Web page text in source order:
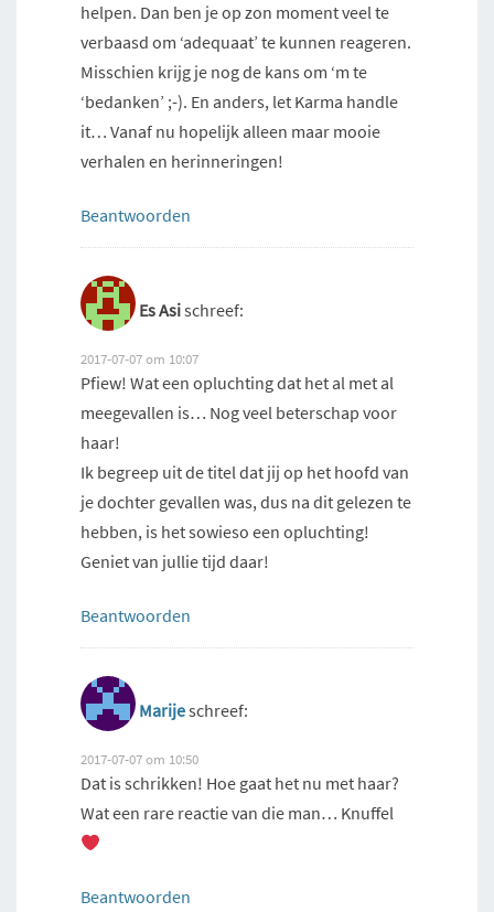
helpen. Dan ben je op zon moment veel te
verbaasd om ‘adequaat’ te kunnen reageren.
Misschien krijg je nog de kans om ‘m te
‘bedanken’ ;-). En anders, let Karma handle
it… Vanaf nu hopelijk alleen maar mooie
verhalen en herinneringen!
Beantwoorden
Es Asischreef:
2017-07-07 om 10:07
Pfiew! Wat een opluchting dat het al met al
meegevallen is… Nog veel beterschap voor
haar!
Ik begreep uit de titel dat jij op het hoofd van
je dochter gevallen was, dus na dit gelezen te
hebben, is het sowieso een opluchting!
Geniet van jullie tijd daar!
Beantwoorden
Marijeschreef:
2017-07-07 om 10:50
Dat is schrikken! Hoe gaat het nu met haar?
Wat een rare reactie van die man… Knuffel
Beantwoorden